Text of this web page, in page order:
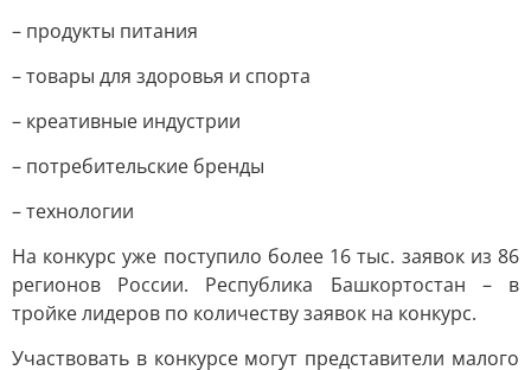
– продукты питания
– товары для здоровья и спорта
– креативные индустрии
– потребительские бренды
– технологии
На конкурс уже поступило более 16 тыс. заявок из 86
регионов России. Республика Башкортостан – в
тройке лидеров по количеству заявок на конкурс.
Участвовать в конкурсе могут представители малого